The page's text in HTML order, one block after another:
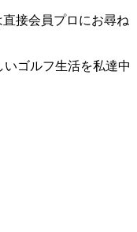
接会員プロにお尋ね
ゴルフ生活を私達中